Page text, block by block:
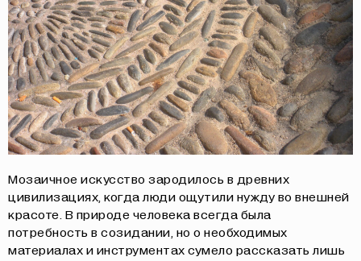
Мозаичное искусство зародилось в древних
цивилизациях, когда люди ощутили нужду во внешней
красоте. В природе человека всегда была
потребность в созидании, но о необходимых
материалах и инструментах сумело рассказать лишь